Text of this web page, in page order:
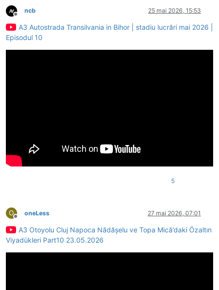
Deconectat
ncb 25 mai 2026, 15:53
A3 Autostrada Transilvania in Bihor | stadiu lucrări mai 2026 |
Episodul 10
5
O
Deconectat
oneLess 27 mai 2026, 07:01
A3 Otoyolu Cluj Napoca Nădășelu ve Topa Mică’daki Özaltın
Viyadükleri Part10 23.05.2026